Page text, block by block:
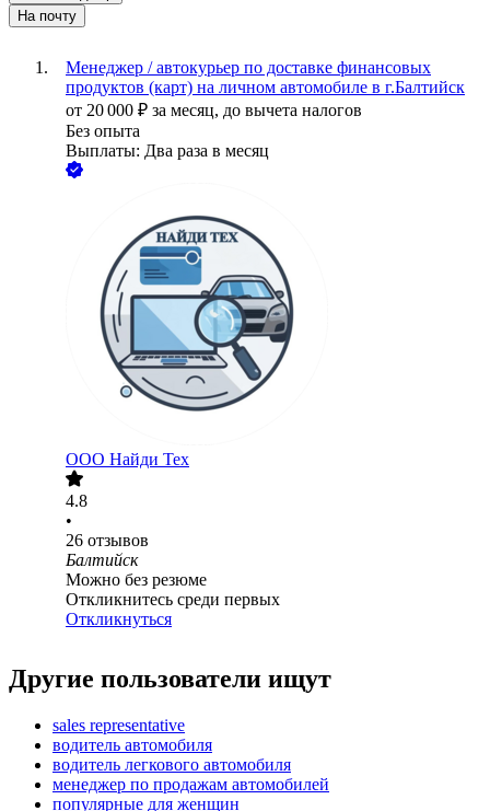
На почту
Менеджер / автокурьер по доставке финансовых
продуктов (карт) на личном автомобиле в г.Балтийск
от 20 000 ₽ за месяц, до вычета налогов
Без опыта
Выплаты: Два раза в месяц
ООО Найди Тех
4.8
•
26 отзывов
Балтийск
Можно без резюме
Откликнитесь среди первых
Откликнуться
Другие пользователи ищут
sales representative
водитель автомобиля
водитель легкового автомобиля
менеджер по продажам автомобилей
популярные для женщин